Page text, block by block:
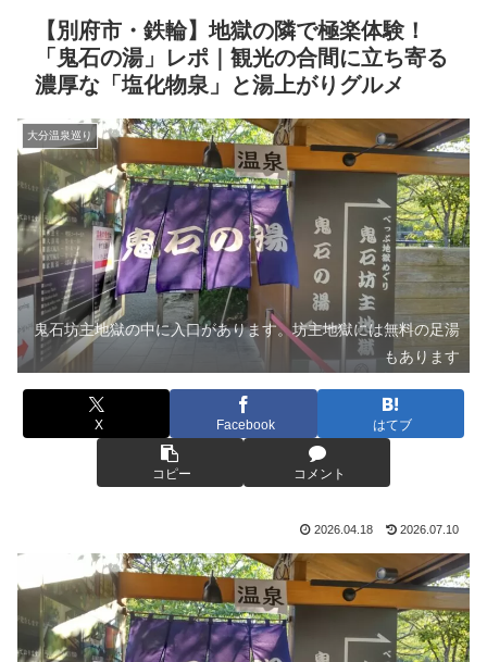
【別府市・鉄輪】地獄の隣で極楽体験！
「鬼石の湯」レポ｜観光の合間に立ち寄る
濃厚な「塩化物泉」と湯上がりグルメ
大分温泉巡り
鬼石坊主地獄の中に入口があります。坊主地獄には無料の足湯
もあります
X Facebook はてブ
コピー コメント
2026.04.18 2026.07.10